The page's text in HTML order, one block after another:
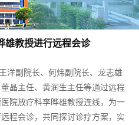
雄教授进行远程会诊
副院长、何炜副院长、龙志雄
晶主任、黄润生主任等通过远程
院放疗科李晔雄教授连线，为一
程会诊，共同探讨诊疗方案，实